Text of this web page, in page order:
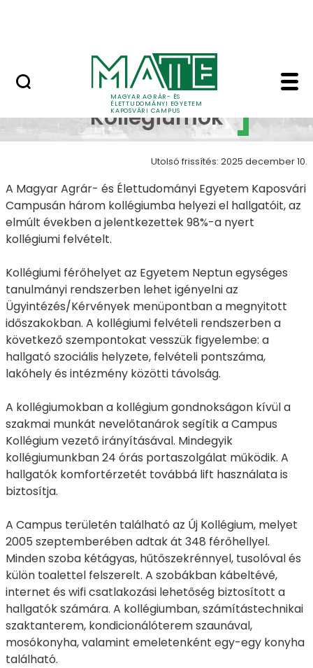
MAGYAR AGRÁR- ÉS
ÉLETTUDOMÁNYI EGYETEM
KAPOSVÁRI CAMPUS
Kollégiumok -
Campus
Kollégiumok
Utolsó frissítés: 2025 december 10.
A Magyar Agrár- és Élettudományi Egyetem Kaposvári
Campusán három kollégiumba helyezi el hallgatóit, az
elmúlt években a jelentkezettek 98%-a nyert
kollégiumi felvételt.
Kollégiumi férőhelyet az Egyetem Neptun egységes
tanulmányi rendszerben lehet igényelni az
Ügyintézés/Kérvények menüpontban a megnyitott
időszakokban. A kollégiumi felvételi rendszerben a
következő szempontokat vesszük figyelembe: a
hallgató szociális helyzete, felvételi pontszáma,
lakóhely és intézmény közötti távolság.
A kollégiumokban a kollégium gondnokságon kívül a
szakmai munkát nevelőtanárok segítik a Campus
Kollégium vezető irányításával. Mindegyik
kollégiumunkban 24 órás portaszolgálat működik. A
hallgatók komfortérzetét továbbá lift használata is
biztosítja.
A Campus területén található az Új Kollégium, melyet
2005 szeptemberében adtak át 348 férőhellyel.
Minden szoba kétágyas, hűtőszekrénnyel, tusolóval és
külön toalettel felszerelt. A szobákban kábeltévé,
internet és wifi csatlakozási lehetőség biztosított a
hallgatók számára. A kollégiumban, számítástechnikai
szaktanterem, kondicionálóterem szaunával,
mosókonyha, valamint emeletenként egy-egy konyha
található.